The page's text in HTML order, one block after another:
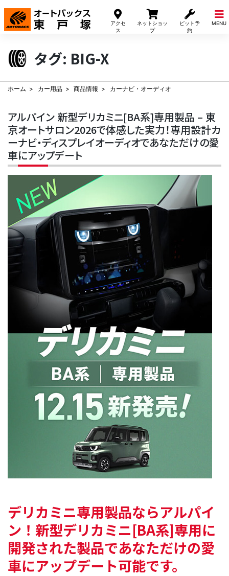
アクセ
ス
ネットショッ
プ
ピット予
約
MENU
Skip
content
タグ: BIG-X
ホーム カー用品 商品情報 カーナビ・オーディオ
アルパイン 新型デリカミニ[BA系]専用製品 – 東
京オートサロン2026で体感した実力！専用設計カ
ーナビ・ディスプレイオーディオであなただけの愛
車にアップデート
デリカミニ専用製品ならアルパイ
ン！ 新型デリカミニ[BA系]専用に
開発された製品であなただけの愛
車にアップデート可能です。